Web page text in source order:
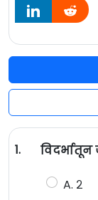
1. विदर्भातून
A. २